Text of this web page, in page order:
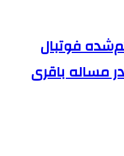
فوتبال
مساله باقری